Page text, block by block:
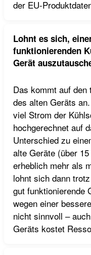
der EU-
Lohnt es sich,
funktionierenden
Gerät
Das kommt auf
des alten Geräts
viel Strom der
hochgerechnet auf
Unterschied zu
alte Geräte (über
erheblich mehr als
lohnt sich dann
gut funktionierende
wegen einer
nicht sinnvoll –
Geräts kostet